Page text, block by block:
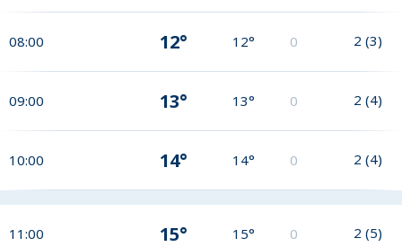
08:00 12° 12° 0 2 (3)
09:00 13° 13° 0 2 (4)
10:00 14° 14° 0 2 (4)
11:00 15° 15° 0 2 (5)